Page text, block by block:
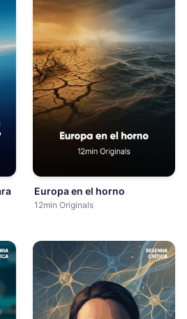
Europa en el horno
12min Originals